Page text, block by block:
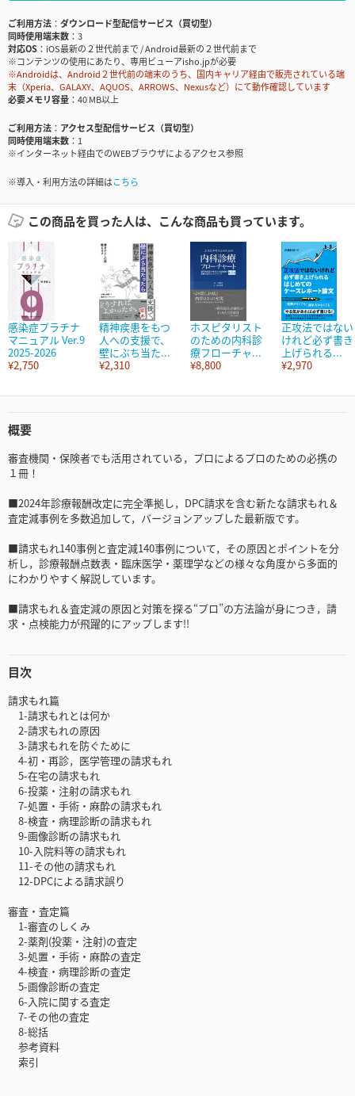
ご利用方法
ダウンロード型配信サービス（買切型）
同時使用端末数
3
対応OS
iOS最新の２世代前まで / Android最新の２世代前まで
※コンテンツの使用にあたり、専用ビューアisho.jpが必要
※Androidは、Android２世代前の端末のうち、国内キャリア経由で販売されている端
末（Xperia、GALAXY、AQUOS、ARROWS、Nexusなど）にて動作確認しています
必要メモリ容量
40 MB以上
ご利用方法
アクセス型配信サービス（買切型）
同時使用端末数
1
※インターネット経由でのWEBブラウザによるアクセス参照
※導入・利用方法の詳細はこちら
この商品を買った人は、こんな商品も買っています。
感染症プラチナ
マニュアル Ver.9
2025-2026
¥2,750
精神疾患をもつ
人への支援で、
壁にぶち当た...
¥2,310
ホスピタリスト
のための内科診
療フローチャ...
¥8,800
正攻法ではない
けれど必ず書き
上げられる...
¥2,970
概要
審査機関・保険者でも活用されている，プロによるプロのための必携の
１冊！
■2024年診療報酬改定に完全準拠し，DPC請求を含む新たな請求もれ＆
査定減事例を多数追加して，バージョンアップした最新版です。
■請求もれ140事例と査定減140事例について，その原因とポイントを分
析し，診療報酬点数表・臨床医学・薬理学などの様々な角度から多面的
にわかりやすく解説しています。
■請求もれ＆査定減の原因と対策を探る“プロ”の方法論が身につき，請
求・点検能力が飛躍的にアップします!!
目次
請求もれ篇
1-請求もれとは何か
2-請求もれの原因
3-請求もれを防ぐために
4-初・再診，医学管理の請求もれ
5-在宅の請求もれ
6-投薬・注射の請求もれ
7-処置・手術・麻酔の請求もれ
8-検査・病理診断の請求もれ
9-画像診断の請求もれ
10-入院料等の請求もれ
11-その他の請求もれ
12-DPCによる請求誤り
審査・査定篇
1-審査のしくみ
2-薬剤(投薬・注射)の査定
3-処置・手術・麻酔の査定
4-検査・病理診断の査定
5-画像診断の査定
6-入院に関する査定
7-その他の査定
8-総括
参考資料
索引